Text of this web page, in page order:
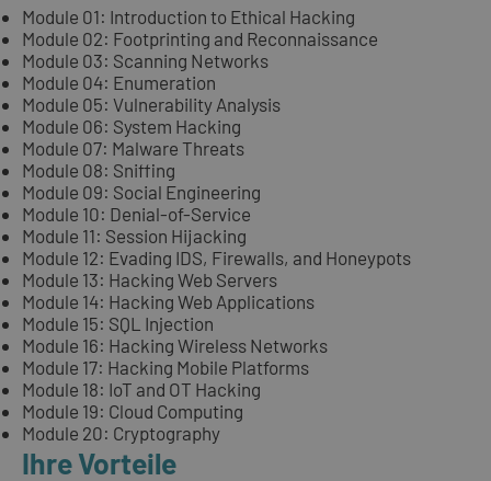
Module 01: Introduction to Ethical Hacking
Module 02: Footprinting and Reconnaissance
Module 03: Scanning Networks
Module 04: Enumeration
Module 05: Vulnerability Analysis
Module 06: System Hacking
Module 07: Malware Threats
Module 08: Sniffing
Module 09: Social Engineering
Module 10: Denial-of-Service
Module 11: Session Hijacking
Module 12: Evading IDS, Firewalls, and Honeypots
Module 13: Hacking Web Servers
Module 14: Hacking Web Applications
Module 15: SQL Injection
Module 16: Hacking Wireless Networks
Module 17: Hacking Mobile Platforms
Module 18: IoT and OT Hacking
Module 19: Cloud Computing
Module 20: Cryptography
Ihre Vorteile